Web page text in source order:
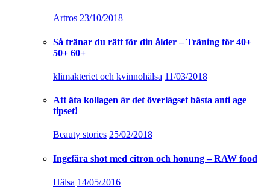
Artros 23/10/2018
Så tränar du rätt för din ålder – Träning för 40+
50+ 60+
klimakteriet och kvinnohälsa 11/03/2018
Att äta kollagen är det överlägset bästa anti age
tipset!
Beauty stories 25/02/2018
Ingefära shot med citron och honung – RAW food
Hälsa 14/05/2016